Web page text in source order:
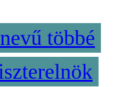
többé